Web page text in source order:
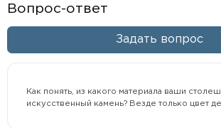
Вопрос-ответ
Задать вопрос
Как понять, из какого материала ваши
искусственный камень? Везде только цвет